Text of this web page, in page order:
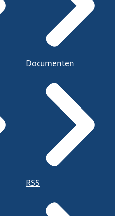
Documenten
RSS